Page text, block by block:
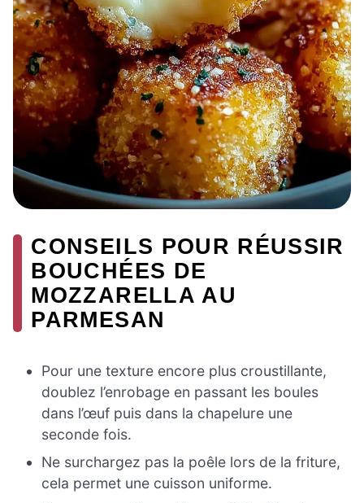
CONSEILS POUR RÉUSSIR
BOUCHÉES DE
MOZZARELLA AU
PARMESAN
Pour une texture encore plus croustillante,
doublez l’enrobage en passant les boules
dans l’œuf puis dans la chapelure une
seconde fois.
Ne surchargez pas la poêle lors de la friture,
cela permet une cuisson uniforme.